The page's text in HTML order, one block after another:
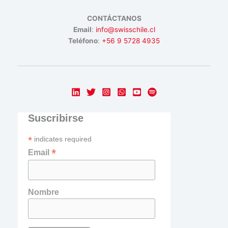
CONTÁCTANOS
Email: info@swisschile.cl
Teléfono: +56 9 5728 4935
Suscribirse
* indicates required
Email *
Nombre